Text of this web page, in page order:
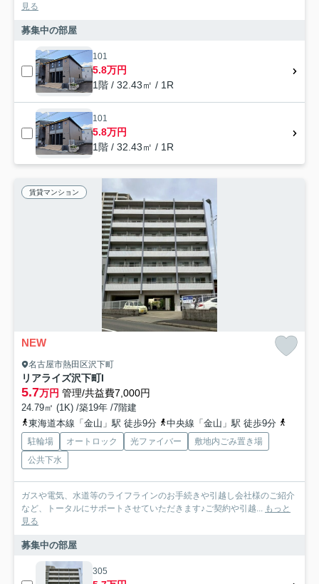
見る
募集中の部屋
101
5.8万円
1階 / 32.43㎡ / 1R
101
5.8万円
1階 / 32.43㎡ / 1R
賃貸マンション
NEW
名古屋市熱田区沢下町
リアライズ沢下町I
5.7万円 管理/共益費7,000円
24.79㎡ (1K) /築19年 /7階建
東海道本線「金山」駅 徒歩9分
中央線「金山」駅 徒歩9分
駐輪場 オートロック 光ファイバー
敷地内ごみ置き場
公共下水
ガスや電気、水道等のライフラインのお手続きや引越し会社様のご紹介
など、トータルにサポートさせていただきます♪ご契約や引越... もっと
見る
募集中の部屋
305